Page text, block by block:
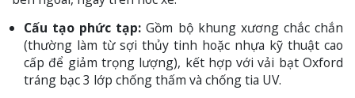
Cấu tạo phức tạp: Gồm bộ khung xương chắc chắn
(thường làm từ sợi thủy tinh hoặc nhựa kỹ thuật cao
cấp để giảm trọng lượng), kết hợp với vải bạt Oxford
tráng bạc 3 lớp chống thấm và chống tia UV.